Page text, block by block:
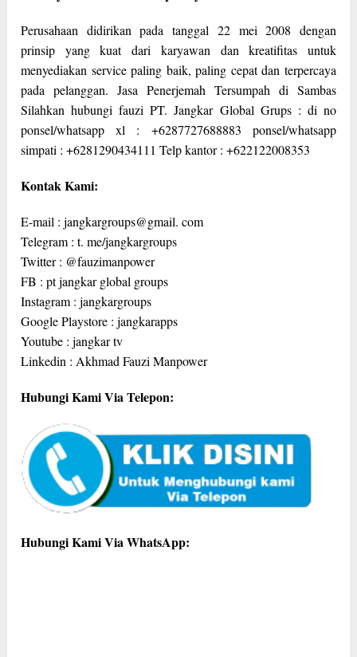
Perusahaan didirikan pada tanggal 22 mei 2008 dengan
prinsip yang kuat dari karyawan dan kreatifitas untuk
menyediakan service paling baik, paling cepat dan terpercaya
pada pelanggan. Jasa Penerjemah Tersumpah di Sambas
Silahkan hubungi fauzi PT. Jangkar Global Grups : di no
ponsel/whatsapp xl : +6287727688883 ponsel/whatsapp
simpati : +6281290434111 Telp kantor : +622122008353
Kontak Kami:
E-mail : jangkargroups@gmail. com
Telegram : t. me/jangkargroups
Twitter : @fauzimanpower
FB : pt jangkar global groups
Instagram : jangkargroups
Google Playstore : jangkarapps
Youtube : jangkar tv
Linkedin : Akhmad Fauzi Manpower
Hubungi Kami Via Telepon:
Hubungi Kami Via WhatsApp: